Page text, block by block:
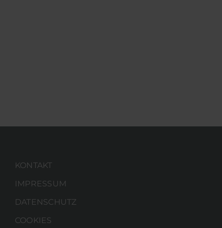
KONTAKT
IMPRESSUM
DATENSCHUTZ
COOKIES